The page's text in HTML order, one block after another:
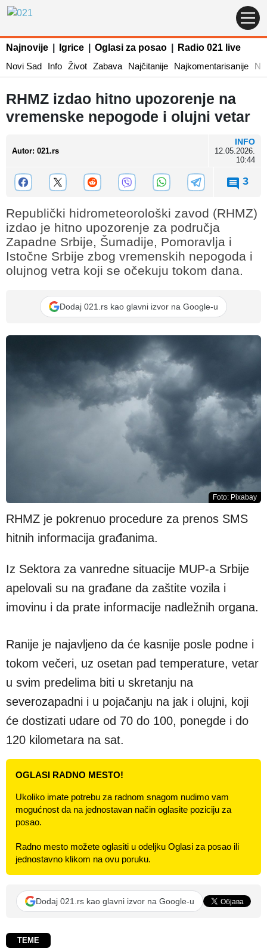
Najnovije Igrice Oglasi za posao
Radio 021 live
Novi Sad
Info Život Zabava Najčitanije Najkomentarisanije
RHMZ izdao hitno upozorenje na
vremenske nepogode i olujni vetar
Autor: 021.rs
INFO
12.05.2026.
10:44
3
Republički hidrometeorološki zavod (RHMZ)
izdao je hitno upozorenje za područja
Zapadne Srbije, Šumadije, Pomoravlja i
Istočne Srbije zbog vremenskih nepogoda i
olujnog vetra koji se očekuju tokom dana.
Dodaj 021.rs kao glavni izvor na Google-u
Foto: Pixabay
RHMZ je pokrenuo procedure za prenos SMS
hitnih informacija građanima.
Iz Sektora za vanredne situacije MUP-a Srbije
apelovali su na građane da zaštite vozila i
imovinu i da prate informacije nadležnih organa.
Ranije je najavljeno da će kasnije posle podne i
tokom večeri, uz osetan pad temperature, vetar
u svim predelima biti u skretanju na
severozapadni i u pojačanju na jak i olujni, koji
će dostizati udare od 70 do 100, ponegde i do
120 kilometara na sat.
OGLASI RADNO MESTO!
Ukoliko imate potrebu za radnom snagom nudimo vam
mogućnost da na jednostavan način oglasite poziciju za
posao.
Radno mesto možete oglasiti u odeljku Oglasi za posao ili
jednostavno klikom na ovu poruku.
Dodaj 021.rs kao glavni izvor na Google-u
TEME